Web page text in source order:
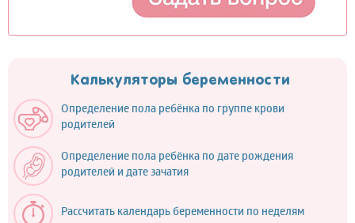
Калькуляторы беременности
Определение пола ребёнка по группе крови
родителей
Определение пола ребёнка по дате рождения
родителей и дате зачатия
Рассчитать календарь беременности по неделям